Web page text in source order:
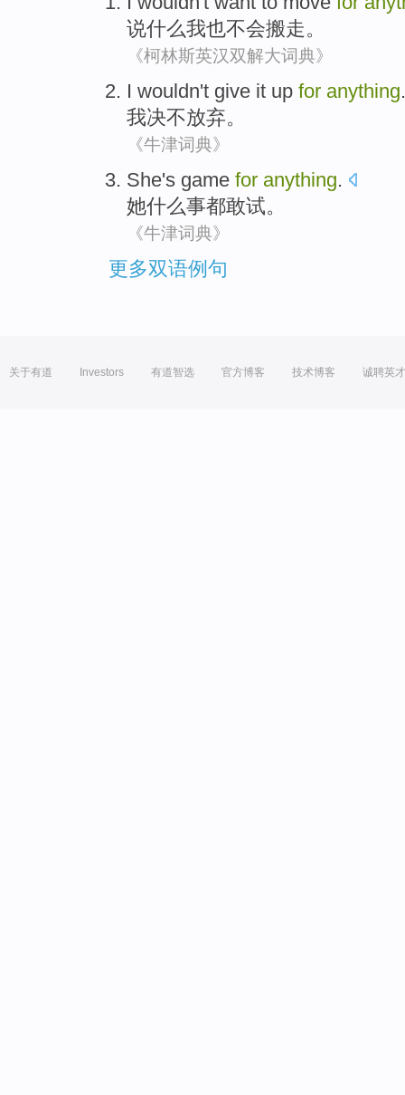
说什么我也不会搬走。
《柯林斯英汉双解大词典》
I wouldn't give it up for anything.
我决不放弃。
《牛津词典》
She's game for anything.
她什么事都敢试。
《牛津词典》
更多双语例句
关于有道 Investors 有道智选 官方博客 技术博客 诚聘英才